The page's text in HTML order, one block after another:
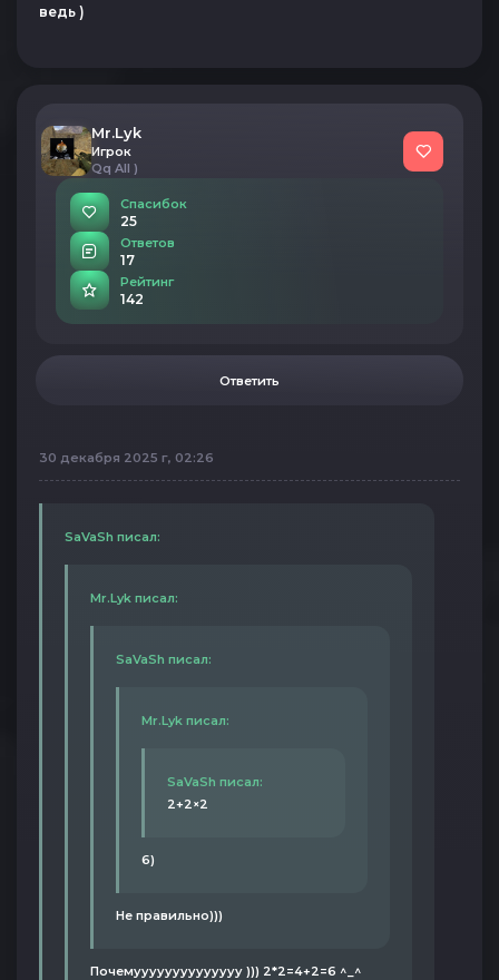
ведь )
Mr.Lyk
Игрок
Qq All )
Спасибок
25
Ответов
17
Рейтинг
142
Ответить
30 декабря 2025 г, 02:26
SaVaSh писал:
Mr.Lyk писал:
SaVaSh писал:
Mr.Lyk писал:
SaVaSh писал:
2+2×2
6)
Не правильно)))
Почемуууууууууууууу ))) 2*2=4+2=6 ^_^